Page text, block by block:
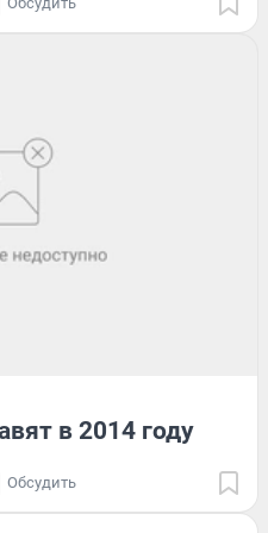
в 2014 году
Обсудить